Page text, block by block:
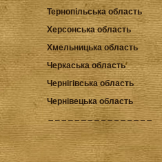
Тернопільська область
Херсонська область
Хмельницька область
Черкаська область
Чернігівська область
Чернівецька область